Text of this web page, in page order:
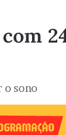
o sono